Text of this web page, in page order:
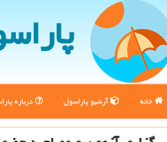
خانه آرشیو پاراسول درباره